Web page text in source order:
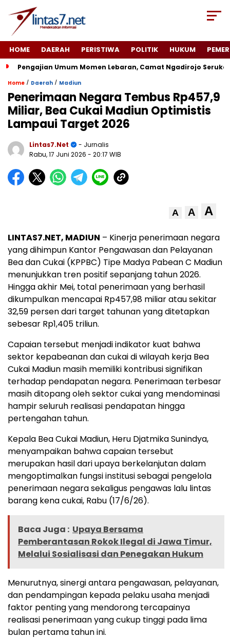
HOME DAERAH PERISTIWA POLITIK HUKUM
Pengajian Umum Momen Lebaran, Camat Ngadirojo
Home / Daerah / Madiun
Penerimaan Negara Tembus Rp457,9
Miliar, Bea Cukai Madiun Optimistis
Lampaui Target 2026
Lintas7.net
- Jurnalis
Rabu, 17 Juni 2026 - 20:17 WIB
A A A
LINTAS7.NET, MADIUN – Kinerja penerimaan negara
yang dihimpun Kantor Pengawasan dan Pelayanan
Bea dan Cukai (KPPBC) Tipe Madya Pabean C Madiun
menunjukkan tren positif sepanjang tahun 2026.
Hingga akhir Mei, total penerimaan yang berhasil
dikumpulkan mencapai Rp457,98 miliar atau sekitar
32,59 persen dari target tahunan yang ditetapkan
sebesar Rp1,405 triliun.
Capaian tersebut menjadi indikator kuat bahwa
sektor kepabeanan dan cukai di wilayah kerja Bea
Cukai Madiun masih memiliki kontribusi signifikan
terhadap pendapatan negara. Penerimaan terbesar
masih ditopang oleh sektor cukai yang mendominasi
hampir seluruh realisasi pendapatan hingga
pertengahan tahun.
Kepala Bea Cukai Madiun, Heru Djatmika Sunindya,
menyampaikan bahwa capaian tersebut
merupakan hasil dari upaya berkelanjutan dalam
mengoptimalkan fungsi institusi sebagai pengelola
penerimaan negara sekaligus pengawas lalu lintas
barang kena cukai, Rabu (17/6/26).
Baca Juga : Upaya Bersama
Pemberantasan Rokok Ilegal di Jawa Timur,
Melalui Sosialisasi dan Penegakan Hukum
Menurutnya, sinergi antara pengawasan, pelayanan,
dan pendampingan kepada pelaku usaha menjadi
faktor penting yang mendorong tercapainya
realisasi penerimaan yang cukup tinggi pada lima
bulan pertama tahun ini.